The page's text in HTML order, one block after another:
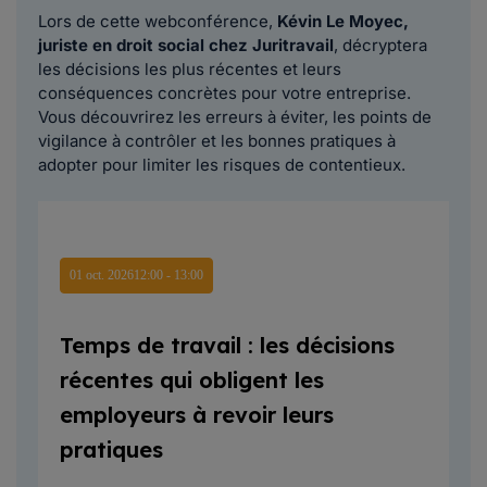
Lors de cette webconférence, Kévin Le Moyec,
juriste en droit social chez Juritravail, décryptera
les décisions les plus récentes et leurs
conséquences concrètes pour votre entreprise.
Vous découvrirez les erreurs à éviter, les points de
vigilance à contrôler et les bonnes pratiques à
adopter pour limiter les risques de contentieux.